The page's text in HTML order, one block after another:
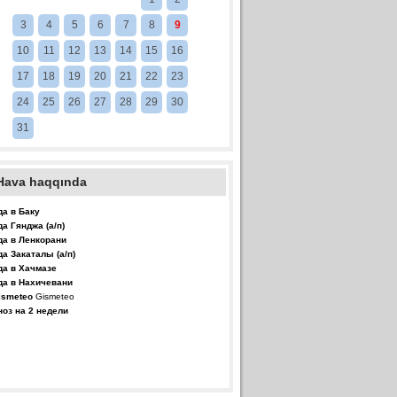
3 4 5 6 7 8 9
10 11 12 13 14 15 16
17 18 19 20 21 22 23
24 25 26 27 28 29 30
31
haqqında
в Баку
Гянджа (а/п)
в Ленкорани
Закаталы (а/п)
в Хачмазе
в Нахичевани
Gismeteo
на 2 недели